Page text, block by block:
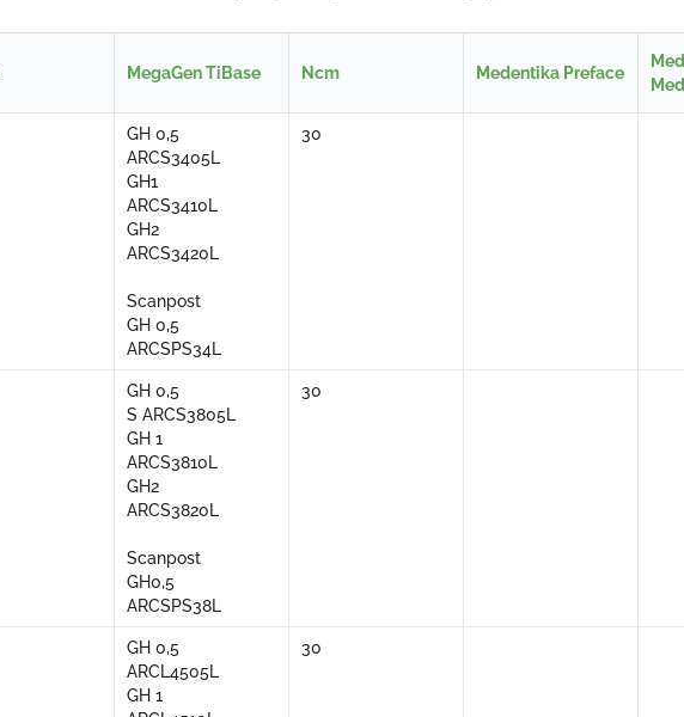
MegaGen TiBase Ncm Medentika Preface
GH 0,5
ARCS3405L
GH1
ARCS3410L
GH2
ARCS3420L
Scanpost
GH 0,5
ARCSPS34L
30
GH 0,5
S ARCS3805L
GH 1
ARCS3810L
GH2
ARCS3820L
Scanpost
GH0,5
ARCSPS38L
30
GH 0,5
ARCL4505L
GH 1
30